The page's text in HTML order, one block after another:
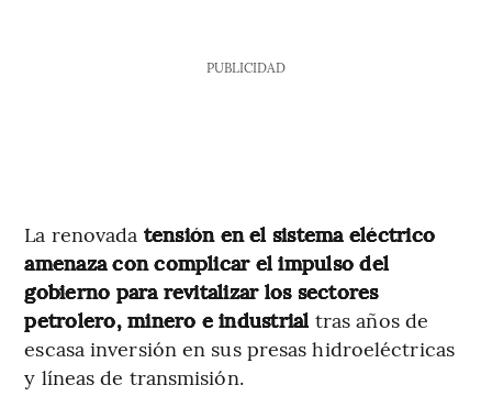
PUBLICIDAD
La renovada tensión en el sistema eléctrico
amenaza con complicar el impulso del
gobierno para revitalizar los sectores
petrolero, minero e industrial tras años de
escasa inversión en sus presas hidroeléctricas
y líneas de transmisión.